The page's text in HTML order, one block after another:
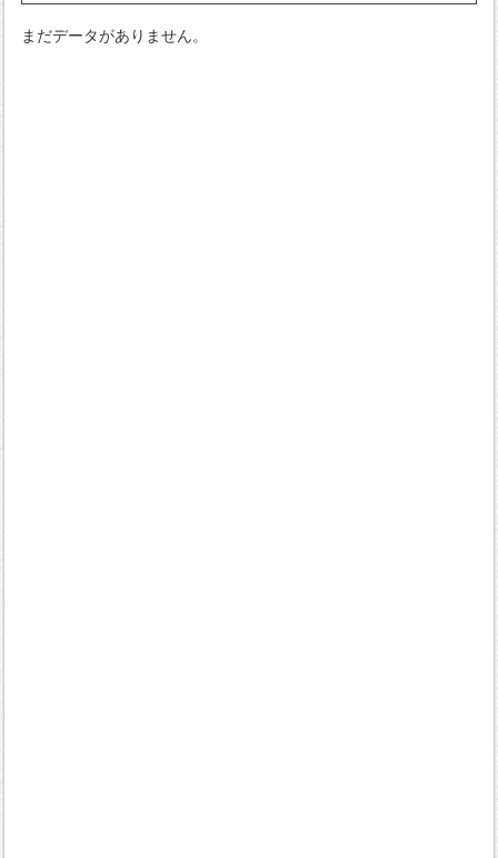
まだデータがありません。